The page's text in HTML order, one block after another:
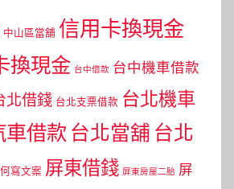
中山區當舖 信用卡換現金
換現金 台中借款 台中機車借款
北借錢 台北支票借款 台北機車
車借款 台北當舖 台北
寫文案 屏東借錢 屏東房屋二胎 屏